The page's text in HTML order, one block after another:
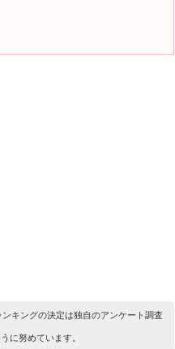
キングの決定は独自のアンケート調査
に努めています。